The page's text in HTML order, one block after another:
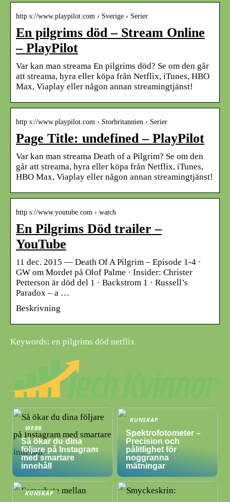
http s://www.playpilot.com › Sverige › Serier
En pilgrims död – Stream Online
– PlayPilot
Var kan man streama En pilgrims död? Se om den går
att streama, hyra eller köpa från Netflix, iTunes, HBO
Max, Viaplay eller någon annan streamingtjänst!
http s://www.playpilot.com › Storbritannien › Serier
Page Title: undefined – PlayPilot
Var kan man streama Death of a Pilgrim? Se om den
går att streama, hyra eller köpa från Netflix, iTunes,
HBO Max, Viaplay eller någon annan streamingtjänst!
http s://www.youtube.com › watch
En Pilgrims Död trailer –
YouTube
11 dec. 2015 — Death Of A Pilgrim – Episode 1-4 ·
GW om Mordet på Olof Palme · Insider: Christer
Petterson är död del 1 · Backstrom 1 · Russell’s
Paradox – a …
Beskrivning
Keywords: en pilgrims död netflix
WEBB
Så ökar du dina
följare på Instagram
med smartare
innehåll
KUNSKAP
Spektrofotometer –
Precision och
pålitlighet för
noggranna
mätningar
KUNSKAP